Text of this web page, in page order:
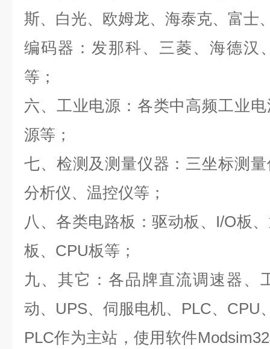
斯、白光、欧姆龙、海泰克、富士
编码器：发那科、三菱、海德汉
等；
六、工业电源：各类中高频工业
源等；
七、检测及测量仪器：三坐标测
分析仪、温控仪等；
八、各类电路板：驱动板、 I/O板
板、 CPU板等；
九、其它：各品牌直流调速器、
动、 UPS、伺服电机、 PLC、 CPU
PLC作为主站，使用软件